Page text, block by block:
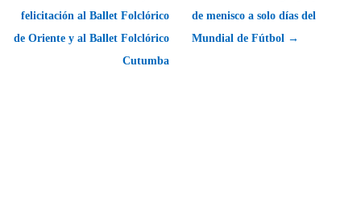
felicitación al Ballet Folclórico
de Oriente y al Ballet Folclórico
Cutumba
de menisco a solo días del
Mundial de Fútbol →